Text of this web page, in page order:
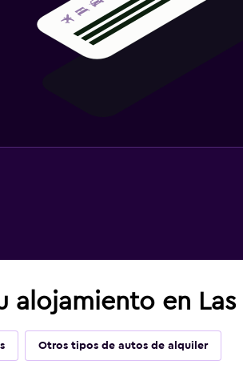
alojamiento en Las
Otros tipos de autos de alquiler